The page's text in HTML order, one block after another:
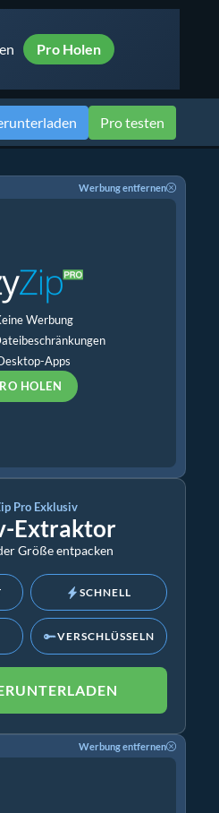
Pro Holen
Pro testen
Werbung entfernen
Werbung
Apps
HOLEN
Pro Exklusiv
Extraktor
Größe entpacken
SCHNELL
VERSCHLÜSSELN
Werbung entfernen